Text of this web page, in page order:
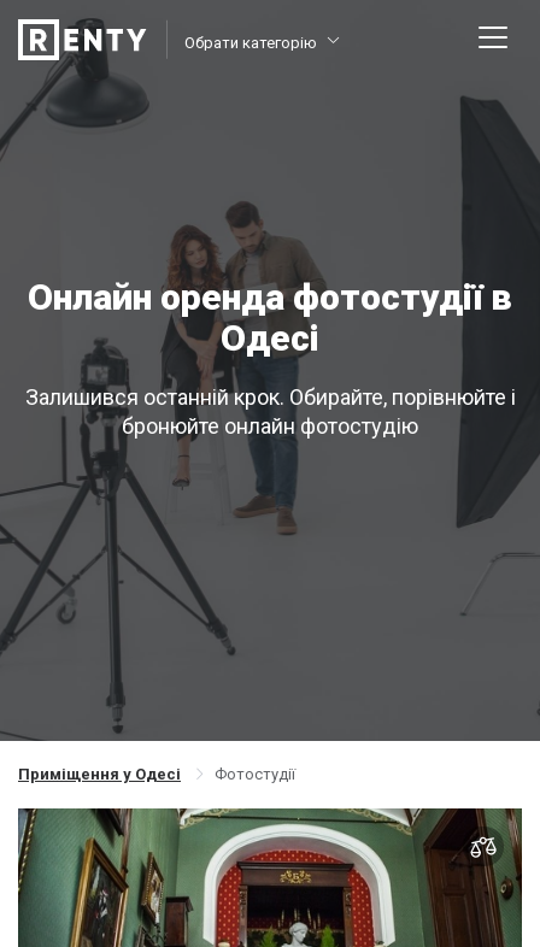
Обрати категорію
Онлайн оренда фотостудії в
Одесі
Залишився останній крок. Обирайте, порівнюйте і
бронюйте онлайн фотостудію
Приміщення у Одесі Фотостудії